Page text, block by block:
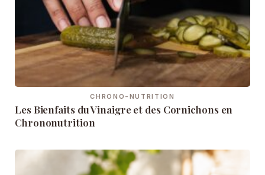
CHRONO-NUTRITION
Les Bienfaits du Vinaigre et des Cornichons en
Chrononutrition